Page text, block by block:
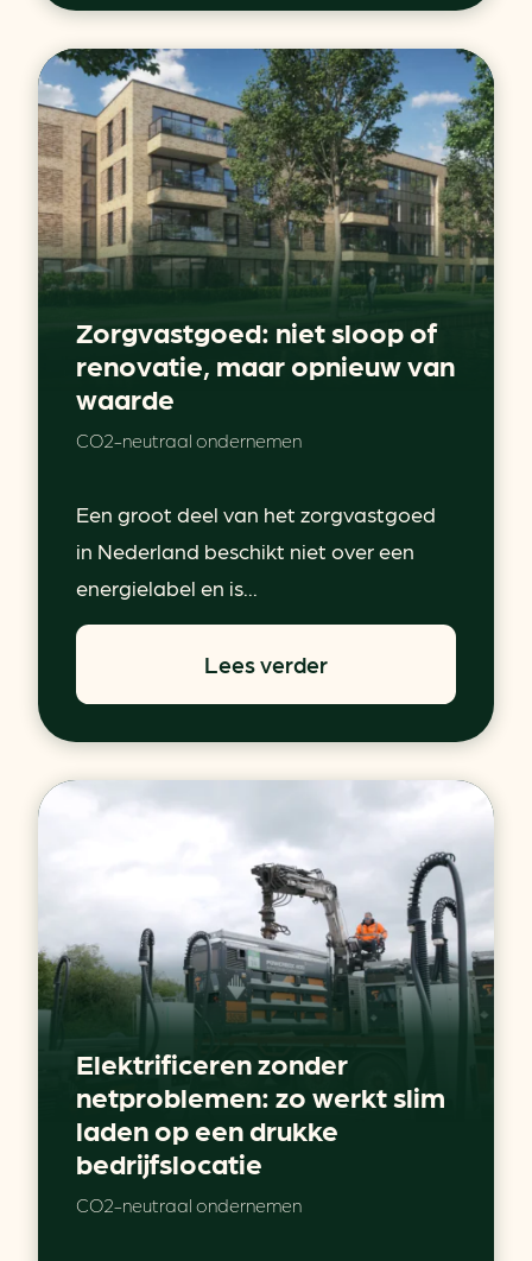
Zorgvastgoed: niet sloop of
renovatie, maar opnieuw van
waarde
CO2-neutraal ondernemen
Een groot deel van het zorgvastgoed
in Nederland beschikt niet over een
energielabel en is...
Lees verder
Elektrificeren zonder
netproblemen: zo werkt slim
laden op een drukke
bedrijfslocatie
CO2-neutraal ondernemen